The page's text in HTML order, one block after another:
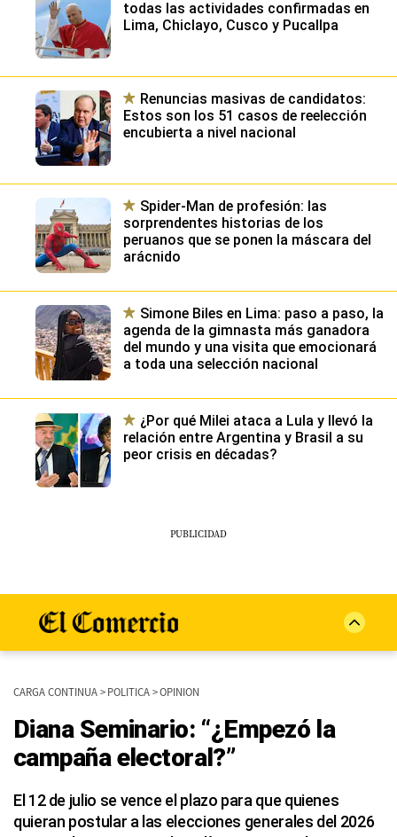
todas las actividades confirmadas en
Lima, Chiclayo, Cusco y Pucallpa
Renuncias masivas de candidatos:
Estos son los 51 casos de reelección
encubierta a nivel nacional
Spider-Man de profesión: las
sorprendentes historias de los
peruanos que se ponen la máscara del
arácnido
Simone Biles en Lima: paso a paso, la
agenda de la gimnasta más ganadora
del mundo y una visita que emocionará
a toda una selección nacional
¿Por qué Milei ataca a Lula y llevó la
relación entre Argentina y Brasil a su
peor crisis en décadas?